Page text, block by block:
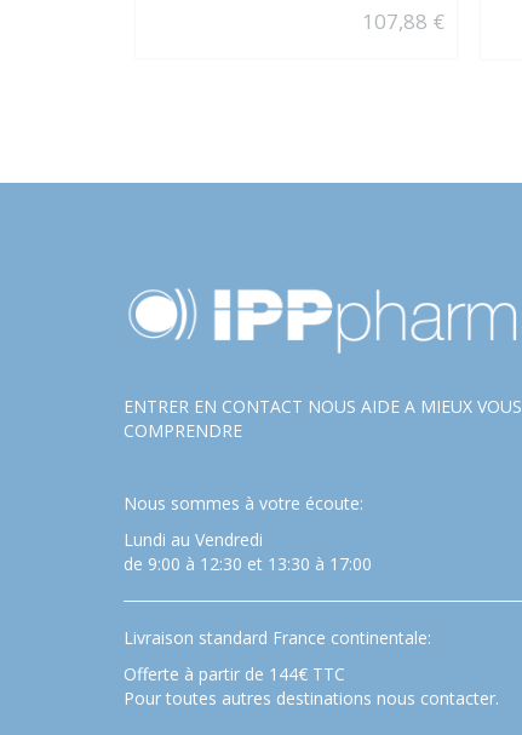
107,88 €
ENTRER EN CONTACT NOUS AIDE A MIEUX VOUS
COMPRENDRE
Nous sommes à votre écoute:
Lundi au Vendredi
de 9:00 à 12:30 et 13:30 à 17:00
Livraison standard France continentale:
Offerte à partir de 144€ TTC
Pour toutes autres destinations nous contacter.